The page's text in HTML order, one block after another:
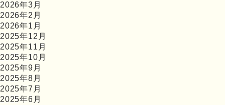
2026年3月
2026年2月
2026年1月
2025年12月
2025年11月
2025年10月
2025年9月
2025年8月
2025年7月
2025年6月